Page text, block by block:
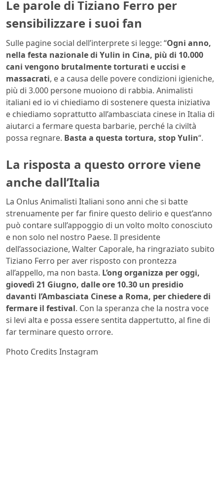
Le parole di Tiziano Ferro per
sensibilizzare i suoi fan
Sulle pagine social dell’interprete si legge: “Ogni anno,
nella festa nazionale di Yulin in Cina, più di 10.000
cani vengono brutalmente torturati e uccisi e
massacrati, e a causa delle povere condizioni igieniche,
più di 3.000 persone muoiono di rabbia. Animalisti
italiani ed io vi chiediamo di sostenere questa iniziativa
e chiediamo soprattutto all’ambasciata cinese in Italia di
aiutarci a fermare questa barbarie, perché la civiltà
possa regnare. Basta a questa tortura, stop Yulin“.
La risposta a questo orrore viene
anche dall’Italia
La Onlus Animalisti Italiani sono anni che si batte
strenuamente per far finire questo delirio e quest’anno
può contare sull’appoggio di un volto molto conosciuto
e non solo nel nostro Paese. Il presidente
dell’associazione, Walter Caporale, ha ringraziato subito
Tiziano Ferro per aver risposto con prontezza
all’appello, ma non basta. L’ong organizza per oggi,
giovedì 21 Giugno, dalle ore 10.30 un presidio
davanti l’Ambasciata Cinese a Roma, per chiedere di
fermare il festival. Con la speranza che la nostra voce
si levi alta e possa essere sentita dappertutto, al fine di
far terminare questo orrore.
Photo Credits Instagram